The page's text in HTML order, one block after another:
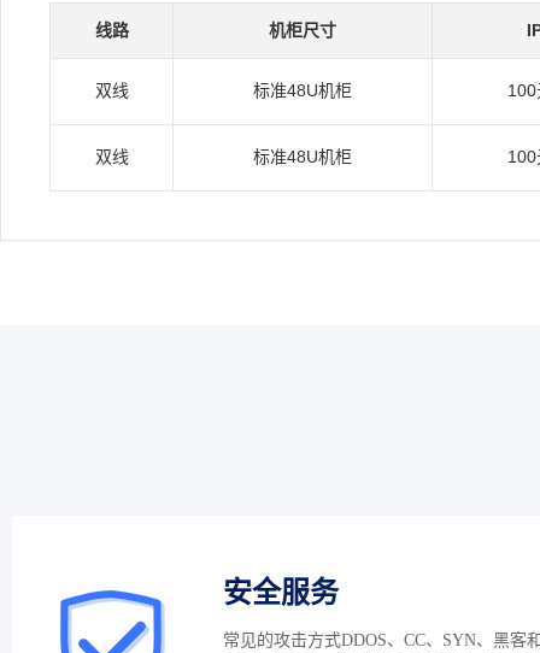
线路 机柜尺寸
双线 标准48U机柜 100
双线 标准48U机柜 100
安全服务
常见的攻击方式DDOS、CC、SYN、黑客